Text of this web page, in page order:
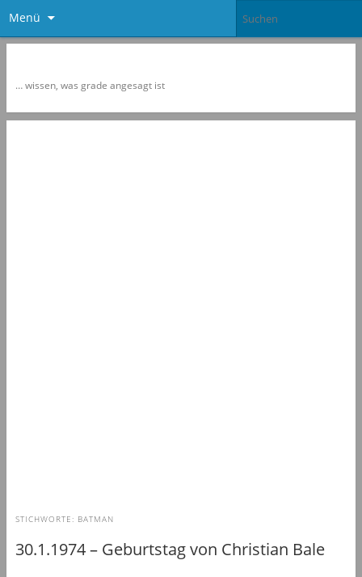
Menü
… wissen, was grade angesagt ist
STICHWORTE: BATMAN
30.1.1974 – Geburtstag von Christian Bale